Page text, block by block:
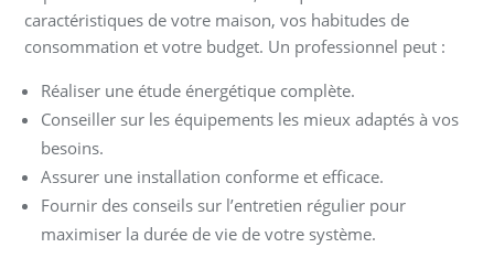
caractéristiques de votre maison, vos habitudes de
consommation et votre budget. Un professionnel peut :
Réaliser une étude énergétique complète.
Conseiller sur les équipements les mieux adaptés à vos
besoins.
Assurer une installation conforme et efficace.
Fournir des conseils sur l’entretien régulier pour
maximiser la durée de vie de votre système.